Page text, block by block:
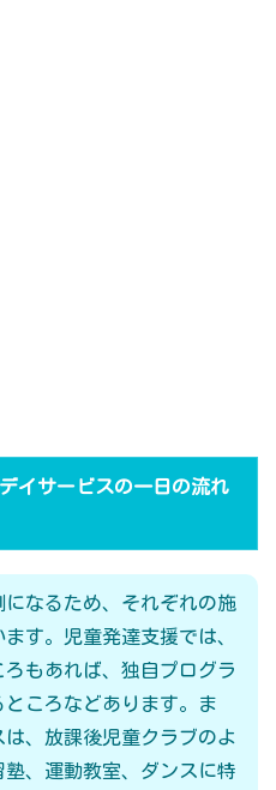
イサービスの一日の流れ
なるため、それぞれの施
す。児童発達支援では、
もあれば、独自プログラ
ころなどあります。ま
、放課後児童クラブのよ
、運動教室、ダンスに特